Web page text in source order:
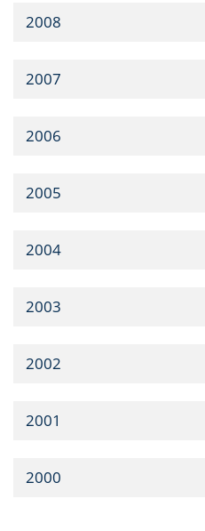
2008
2007
2006
2005
2004
2003
2002
2001
2000